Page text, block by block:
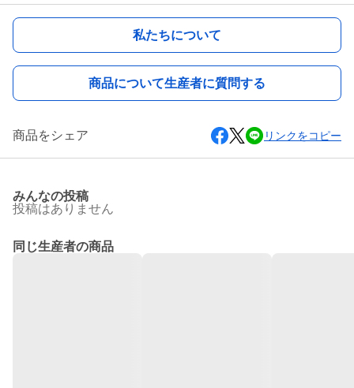
私たちについて
商品について生産者に質問する
商品をシェア リンクをコピー
みんなの投稿
投稿はありません
同じ生産者の商品